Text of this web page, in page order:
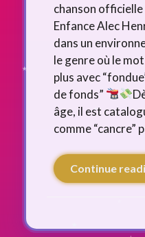
chanson officielle
Enfance Alec
dans un
le genre où le
plus avec
de fonds”
âge, il est
comme “cancre”
Continue